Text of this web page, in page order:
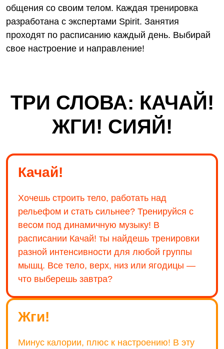
общения со своим телом. Каждая тренировка
разработана с экспертами Spirit. Занятия
проходят по расписанию каждый день. Выбирай
свое настроение и направление!
ТРИ СЛОВА: КАЧАЙ!
ЖГИ! СИЯЙ!
Качай!
Хочешь строить тело, работать над
рельефом и стать сильнее? Тренируйся с
весом под динамичную музыку! В
расписании Качай! ты найдешь тренировки
разной интенсивности для любой группы
мышц. Все тело, верх, низ или ягодицы —
что выберешь завтра?
Жги!
Минус калории, плюс к настроению! В эту